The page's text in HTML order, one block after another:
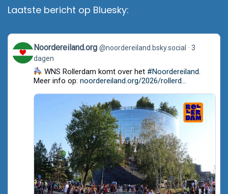
Laatste bericht op Bluesky:
View
post
by
Noordereiland.org
Bluesky
Noordereiland.org @noordereiland.bsky.social
3
dagen
WNS Rollerdam komt over het #Noordereiland
Meer info op: noordereiland.org/2026/rollerd...